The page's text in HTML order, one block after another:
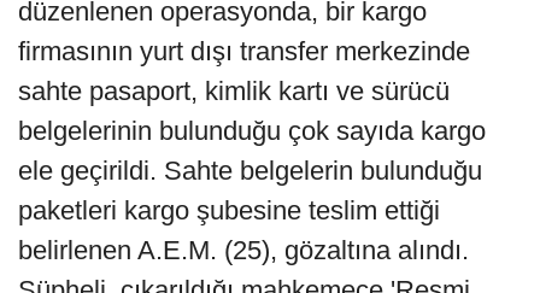
düzenlenen operasyonda, bir kargo
firmasının yurt dışı transfer merkezinde
sahte pasaport, kimlik kartı ve sürücü
belgelerinin bulunduğu çok sayıda kargo
ele geçirildi. Sahte belgelerin bulunduğu
paketleri kargo şubesine teslim ettiği
belirlenen A.E.M. (25), gözaltına alındı.